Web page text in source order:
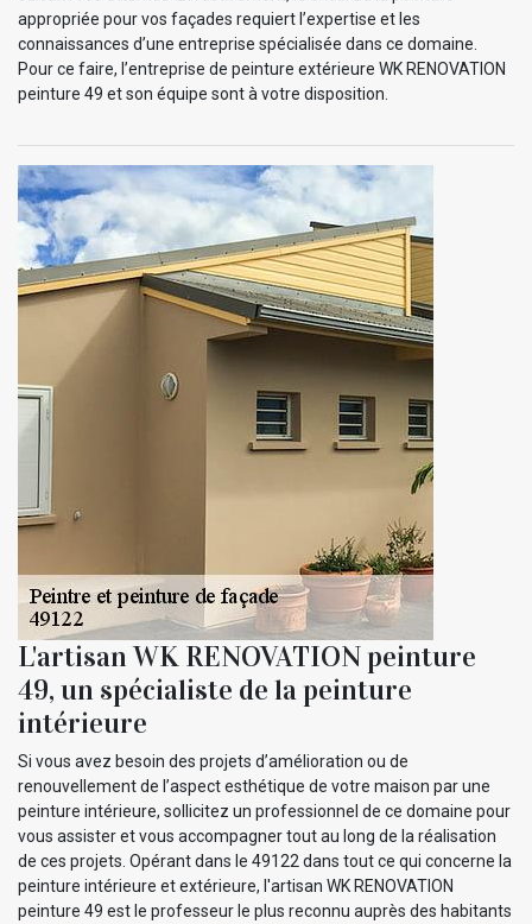
appropriée pour vos façades requiert l’expertise et les
connaissances d’une entreprise spécialisée dans ce domaine.
Pour ce faire, l’entreprise de peinture extérieure WK RENOVATION
peinture 49 et son équipe sont à votre disposition.
L'artisan WK RENOVATION peinture
49, un spécialiste de la peinture
intérieure
Si vous avez besoin des projets d’amélioration ou de
renouvellement de l’aspect esthétique de votre maison par une
peinture intérieure, sollicitez un professionnel de ce domaine pour
vous assister et vous accompagner tout au long de la réalisation
de ces projets. Opérant dans le 49122 dans tout ce qui concerne la
peinture intérieure et extérieure, l'artisan WK RENOVATION
peinture 49 est le professeur le plus reconnu auprès des habitants